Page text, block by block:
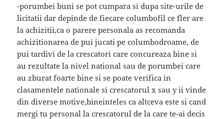
-porumbei buni se pot cumpara si dupa site-urile de
licitatii dar depinde de fiecare columbofil ce fler are
la achizitii,ca o parere personala as recomanda
achizitionarea de pui jucati pe columbodroame, de
pui tardivi de la crescatori care concureaza bine si
au rezultate la nivel national sau de porumbei care
au zburat foarte bine si se poate verifica in
clasamentele nationale si crescatorul x sau y ii vinde
din diverse motive,bineinteles ca altceva este si cand
mergi tu personal la crescatorul de la care te-ai decis